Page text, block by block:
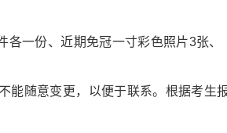
一份、近期免冠一寸彩色照片3张、
能随意变更，以便于联系。根据考生